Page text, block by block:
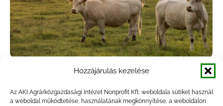
Hozzájárulás kezelése
Az AKI Agrárközgazdasági Intézet Nonprofit Kft. weboldala sütiket használ
a weboldal működtetése, használatának megkönnyítése, a weboldalon
A marhahúsexport közel 20 százalékkal
csökkent